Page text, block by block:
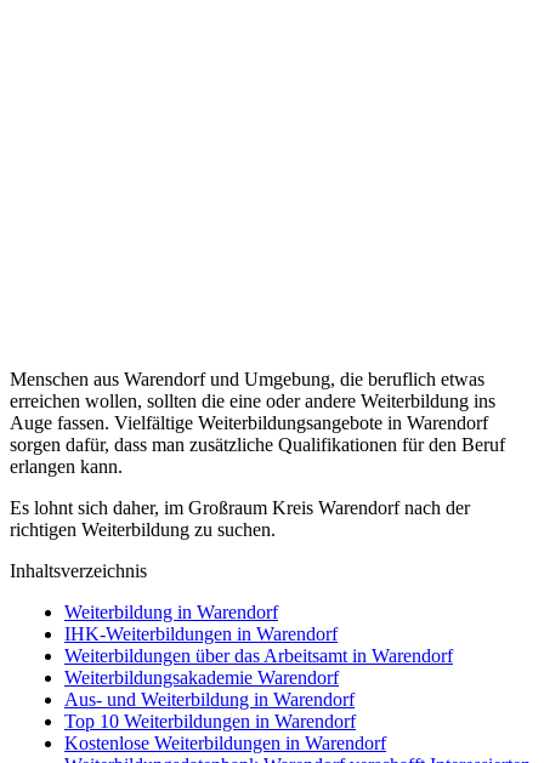
Menschen aus Warendorf und Umgebung, die beruflich etwas
erreichen wollen, sollten die eine oder andere Weiterbildung ins
Auge fassen. Vielfältige Weiterbildungsangebote in Warendorf
sorgen dafür, dass man zusätzliche Qualifikationen für den Beruf
erlangen kann.
Es lohnt sich daher, im Großraum Kreis Warendorf nach der
richtigen Weiterbildung zu suchen.
Inhaltsverzeichnis
Weiterbildung in Warendorf
IHK-Weiterbildungen in Warendorf
Weiterbildungen über das Arbeitsamt in Warendorf
Weiterbildungsakademie Warendorf
Aus- und Weiterbildung in Warendorf
Top 10 Weiterbildungen in Warendorf
Kostenlose Weiterbildungen in Warendorf